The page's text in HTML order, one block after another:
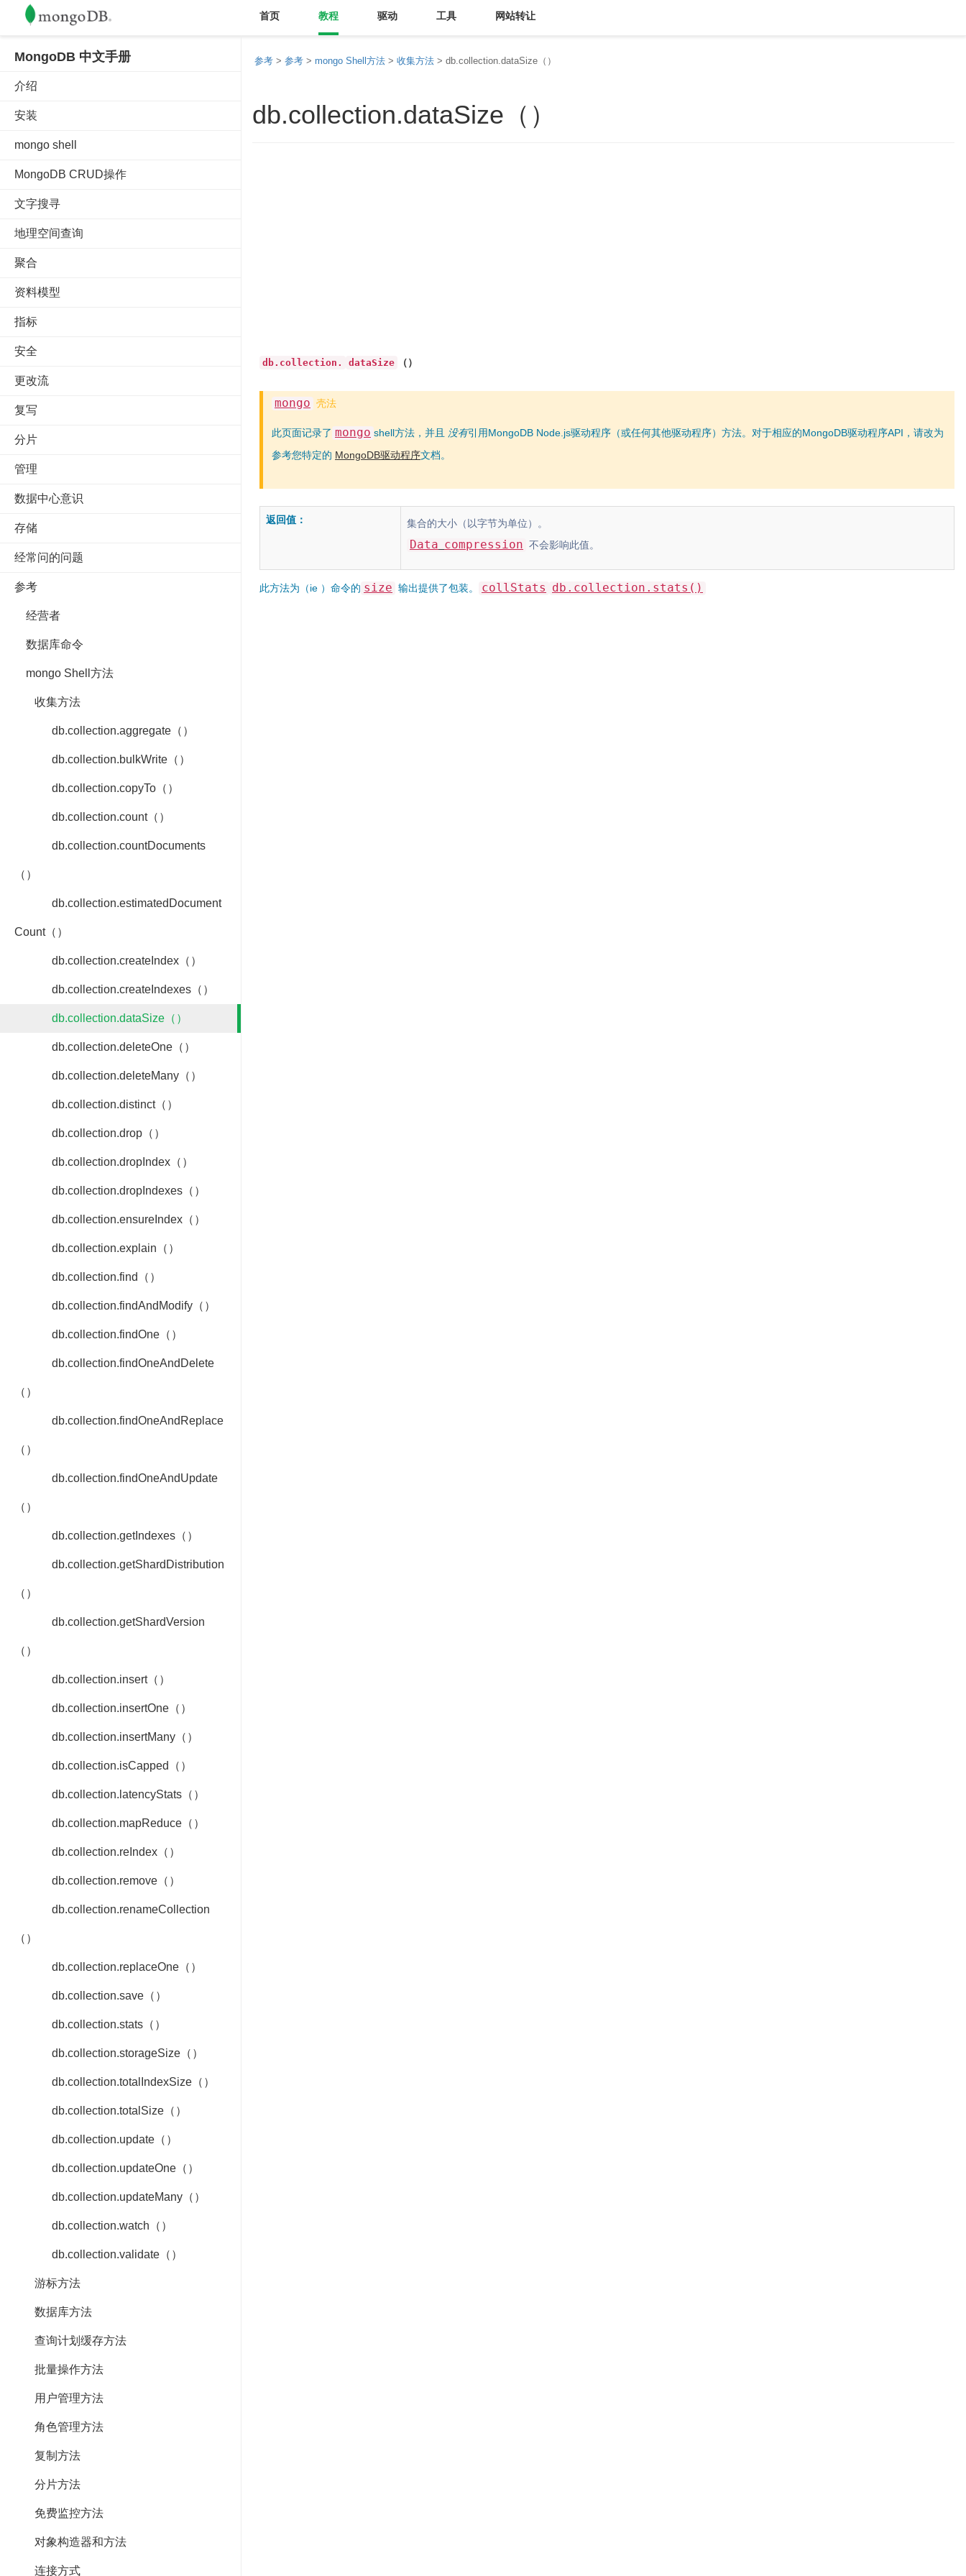
首页 教程 驱动 工具 网站转让
MongoDB 中文手册
介绍
安装
mongo shell
MongoDB CRUD操作
文字搜寻
地理空间查询
聚合
资料模型
指标
安全
更改流
复写
分片
管理
数据中心意识
存储
经常问的问题
参考
经营者
数据库命令
mongo Shell方法
收集方法
db.collection.aggregate（）
db.collection.bulkWrite（）
db.collection.copyTo（）
db.collection.count（）
db.collection.countDocuments
（）
db.collection.estimatedDocument
Count（）
db.collection.createIndex（）
db.collection.createIndexes（）
db.collection.dataSize（）
db.collection.deleteOne（）
db.collection.deleteMany（）
db.collection.distinct（）
db.collection.drop（）
db.collection.dropIndex（）
db.collection.dropIndexes（）
db.collection.ensureIndex（）
db.collection.explain（）
db.collection.find（）
db.collection.findAndModify（）
db.collection.findOne（）
db.collection.findOneAndDelete
（）
db.collection.findOneAndReplace
（）
db.collection.findOneAndUpdate
（）
db.collection.getIndexes（）
db.collection.getShardDistribution
（）
db.collection.getShardVersion
（）
db.collection.insert（）
db.collection.insertOne（）
db.collection.insertMany（）
db.collection.isCapped（）
db.collection.latencyStats（）
db.collection.mapReduce（）
db.collection.reIndex（）
db.collection.remove（）
db.collection.renameCollection
（）
db.collection.replaceOne（）
db.collection.save（）
db.collection.stats（）
db.collection.storageSize（）
db.collection.totalIndexSize（）
db.collection.totalSize（）
db.collection.update（）
db.collection.updateOne（）
db.collection.updateMany（）
db.collection.watch（）
db.collection.validate（）
游标方法
数据库方法
查询计划缓存方法
批量操作方法
用户管理方法
角色管理方法
复制方法
分片方法
免费监控方法
对象构造器和方法
连接方式
参考 > 参考 > mongo Shell方法 > 收集方法 > db.collection.dataSize（）
db.collection.dataSize（）
db.collection. dataSize （）
mongo 壳法
此页面记录了 mongo shell方法，并且 没有引用MongoDB Node.js驱动程序（或任何其他驱动程序）方法。对于相应的MongoDB驱动程序API，请改为
参考您特定的 MongoDB驱动程序文档。
返回值： 集合的大小（以字节为单位）。
Data compression 不会影响此值。
此方法为（ie ）命令的 size 输出提供了包装。 collStats db.collection.stats()